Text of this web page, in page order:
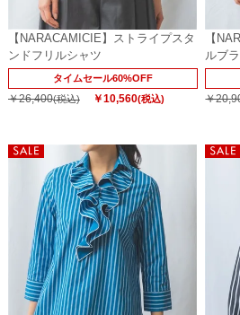
【NARACAMICIE】ストライプスタ
ンドフリルシャツ
タイムセール60%OFF
￥26,400(税込) ￥10,560(税込)
【
ルブ
￥